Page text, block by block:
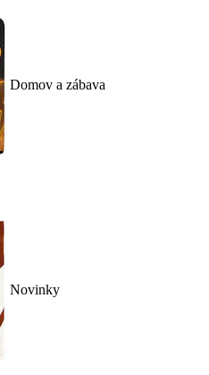
Domov a zábava
Novinky